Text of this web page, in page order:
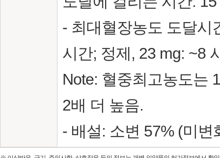
- 최대혈장농도 도달시
시간; 정제, 23 mg: ~8
Note: 혈중최고농도는
2배 더 높음.
- 배설: 소변 57% (미